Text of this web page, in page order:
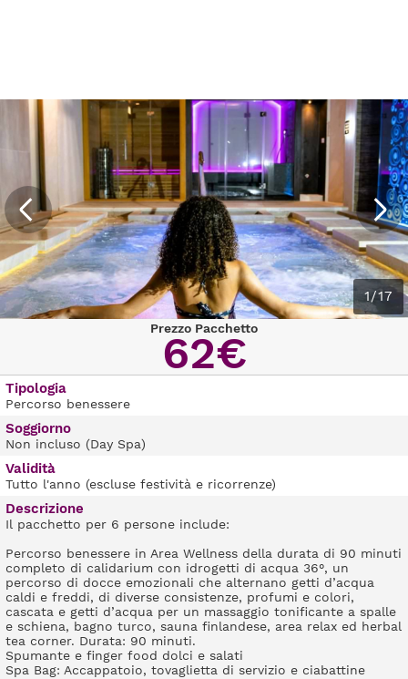
1/17
Prezzo Pacchetto
62€
Tipologia
Percorso benessere
Soggiorno
Non incluso (Day Spa)
Validità
Tutto l'anno (escluse festività e ricorrenze)
Descrizione
Il pacchetto per 6 persone include:
Percorso benessere in Area Wellness della durata di 90 minuti
completo di calidarium con idrogetti di acqua 36°, un
percorso di docce emozionali che alternano getti d’acqua
caldi e freddi, di diverse consistenze, profumi e colori,
cascata e getti d’acqua per un massaggio tonificante a spalle
e schiena, bagno turco, sauna finlandese, area relax ed herbal
tea corner. Durata: 90 minuti.
Spumante e finger food dolci e salati
Spa Bag: Accappatoio, tovaglietta di servizio e ciabattine